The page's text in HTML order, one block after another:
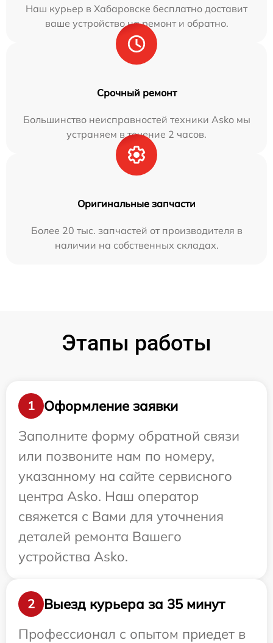
Наш курьер в Хабаровске бесплатно доставит
ваше устройство на ремонт и обратно.
Срочный ремонт
Большинство неисправностей техники Asko мы
устраняем в течение 2 часов.
Оригинальные запчасти
Более 20 тыс. запчастей от производителя в
наличии на собственных складах.
Этапы работы
1
Оформление заявки
Заполните форму обратной связи
или позвоните нам по номеру,
указанному на сайте сервисного
центра Asko. Наш оператор
свяжется с Вами для уточнения
деталей ремонта Вашего
устройства Asko.
2
Выезд курьера за 35 минут
Профессионал с опытом приедет в